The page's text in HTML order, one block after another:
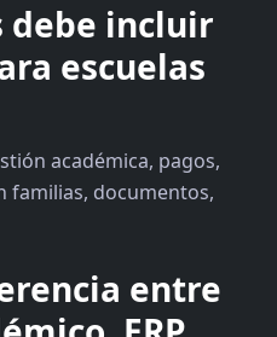
debe incluir
escuelas
académica, pagos,
familias, documentos,
entre